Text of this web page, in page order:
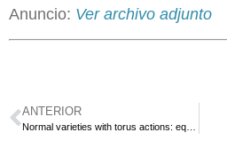
Anuncio: Ver archivo adjunto
ANTERIOR
Normal varieties with torus actions: equivariant compactifications of certain solvable groups and singularities